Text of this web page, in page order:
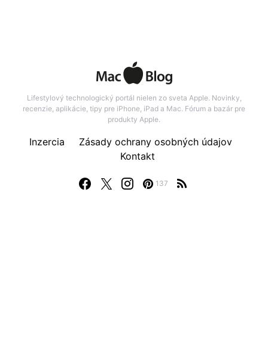
Lifestylový technologický portál nielen zo sveta Apple. Novinky,
recenzie, aplikácie, tipy pre iPhone, iPad a Mac. Fórum a bazár pre
produkty Apple.
137
Inzercia
Zásady ochrany osobných údajov
Kontakt